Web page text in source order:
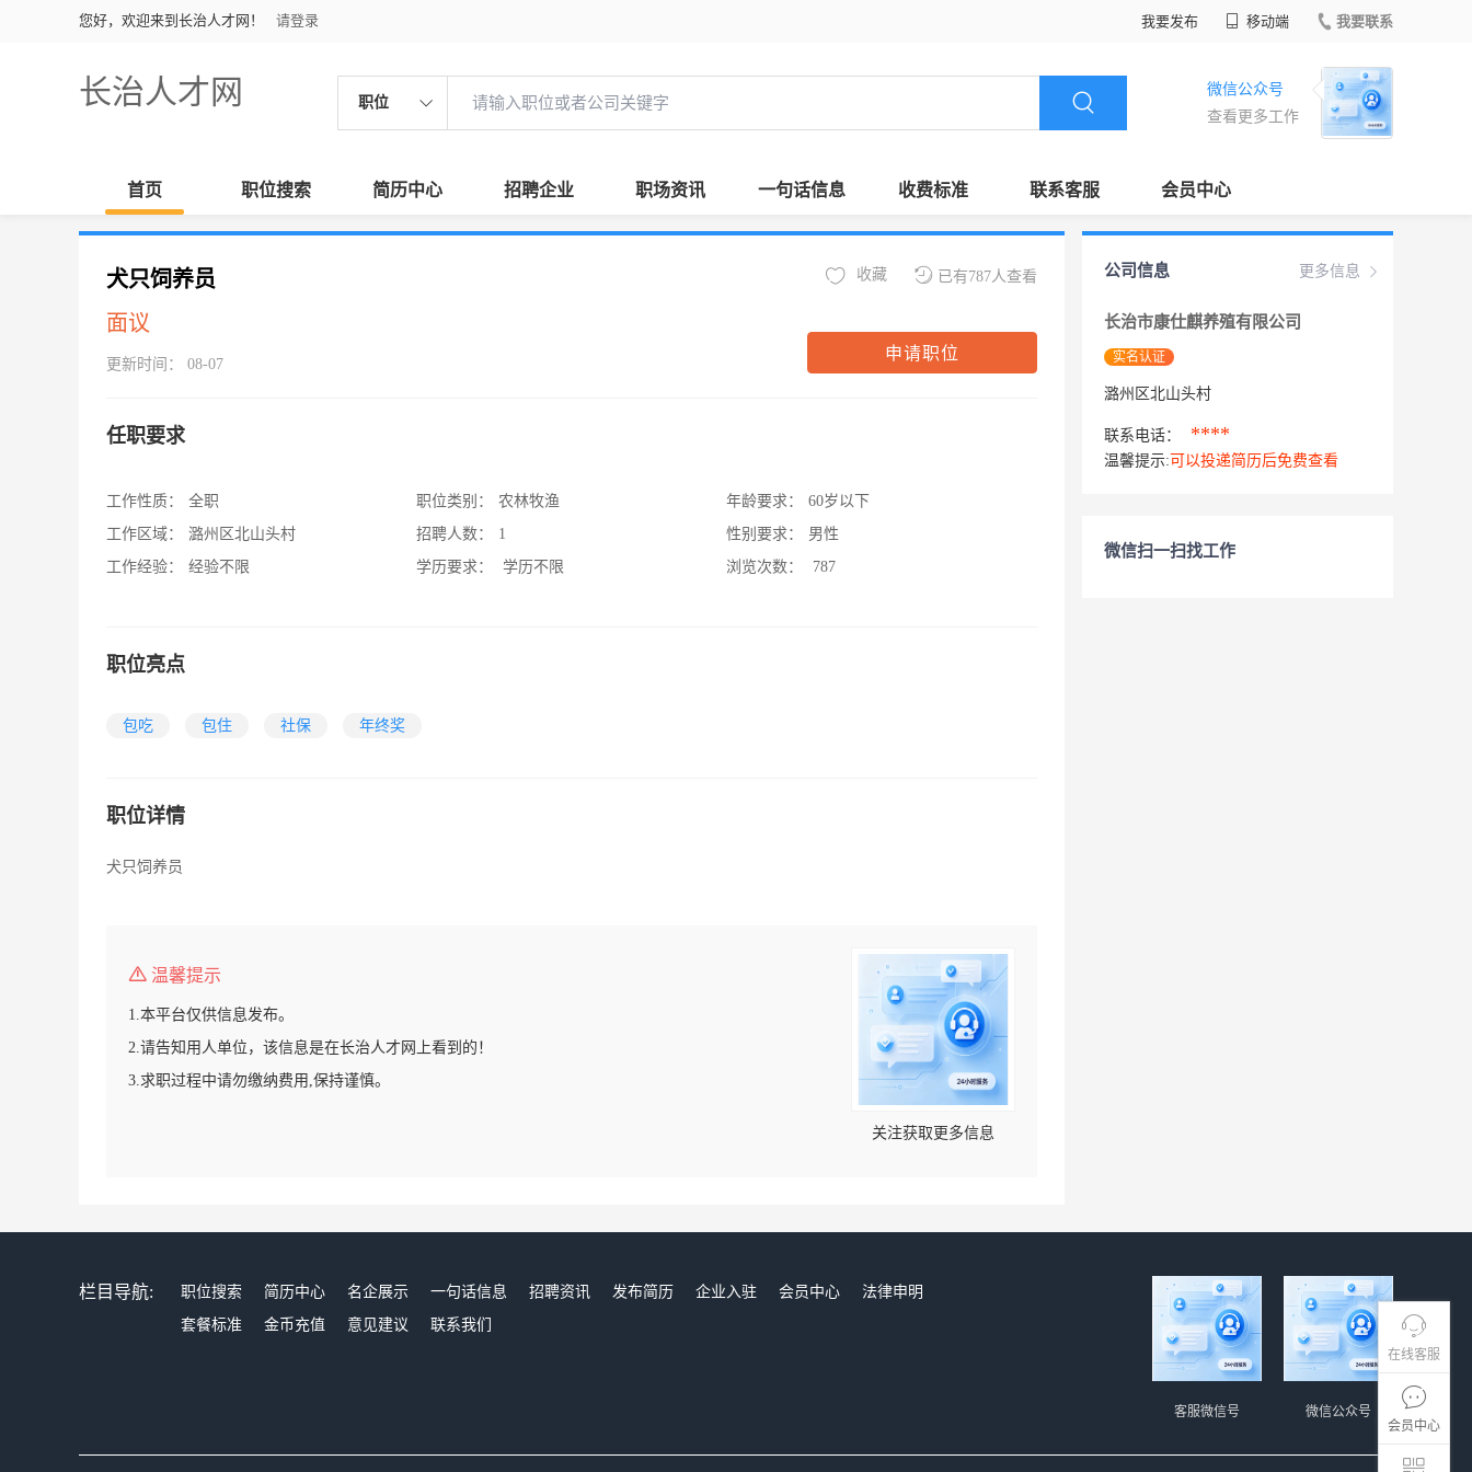
您好，欢迎来到长治人才网！ 请登录 我要发布 移动端 我要联系
长治人才网 职位
微信公众号
查看更多工作
首页 职位搜索 简历中心 招聘企业 职场资讯 一句话信息 收费标准 联系客服 会员中心
在线客服
会员中心
犬只饲养员
面议
更新时间： 08-07
已有787人查看
收藏
申请职位
任职要求
工作性质：
全职
工作区域：
潞州区北山头村
工作经验：
经验不限
职位类别：
农林牧渔
招聘人数：
1
学历要求：
学历不限
年龄要求：
60岁以下
性别要求：
男性
浏览次数：
787
职位亮点
包吃 包住 社保 年终奖
职位详情
犬只饲养员
温馨提示
1.本平台仅供信息发布。
2.请告知用人单位，该信息是在长治人才网上看到的！
3.求职过程中请勿缴纳费用,保持谨慎。
关注获取更多信息
更多信息
公司信息
长治市康仕麒养殖有限公司
实名认证
潞州区北山头村
联系电话： ****
温馨提示: 可以投递简历后免费查看
微信扫一扫找工作
栏目导航: 职位搜索 简历中心 名企展示 一句话信息 招聘资讯 发布简历 企业入驻 会员中心
法律申明
套餐标准
金币充值 意见建议 联系我们
微信公众号
客服微信号